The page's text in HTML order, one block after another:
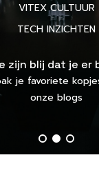
VITEX CULTUUR
TECH INZICHTEN
zijn blij dat je er
je favoriete
onze blogs